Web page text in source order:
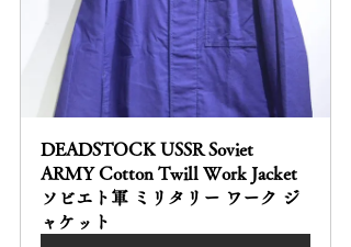
DEADSTOCK USSR Soviet
ARMY Cotton Twill Work Jacket
ソビエト軍 ミリタリー ワーク ジ
ャケット